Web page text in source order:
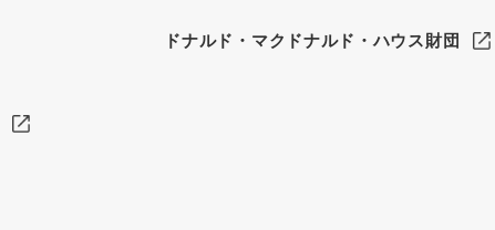
ドナルド・マクドナルド・ハウス財団